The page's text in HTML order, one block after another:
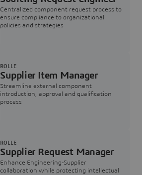
Centralized component request process to
ensure compliance to organizational
policies and strategies
Supplier Item Manager
Streamline external component
introduction, approval and qualification
process
ROLLE
Supplier Request Manager
Enhance Engineering-Supplier
collaboration while protecting intellectual
ROLLE